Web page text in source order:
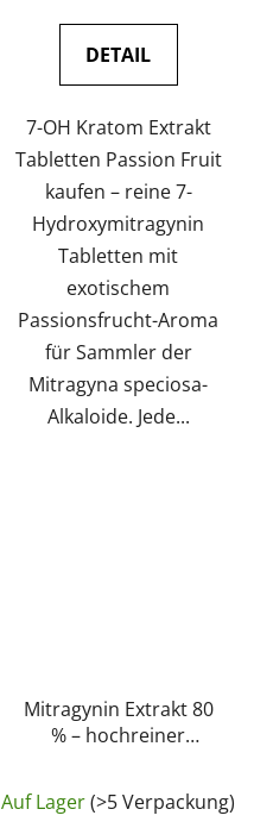
DETAIL
7-OH Kratom Extrakt
Tabletten Passion Fruit
kaufen – reine 7-
Hydroxymitragynin
Tabletten mit
exotischem
Passionsfrucht-Aroma
für Sammler der
Mitragyna speciosa-
Alkaloide. Jede...
Mitragynin Extrakt 80
% – hochreiner
höchster Qualität |
GreenGuru
Auf Lager(>5 Verpackung)